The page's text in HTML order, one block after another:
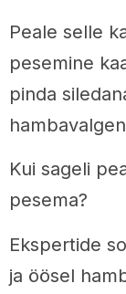
Peale selle
pesemine
pinda
Kui sageli
pesema?
Ekspertide
ja öösel